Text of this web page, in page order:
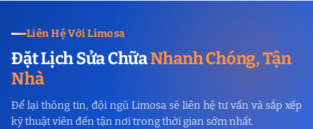
Liên Hệ Với Limosa
Đặt Lịch Sửa ChữaNhanh Chóng, Tận
Nhà
Để lại thông tin, đội ngũ Limosa sẽ liên hệ tư vấn và sắp xếp
kỹ thuật viên đến tận nơi trong thời gian sớm nhất.